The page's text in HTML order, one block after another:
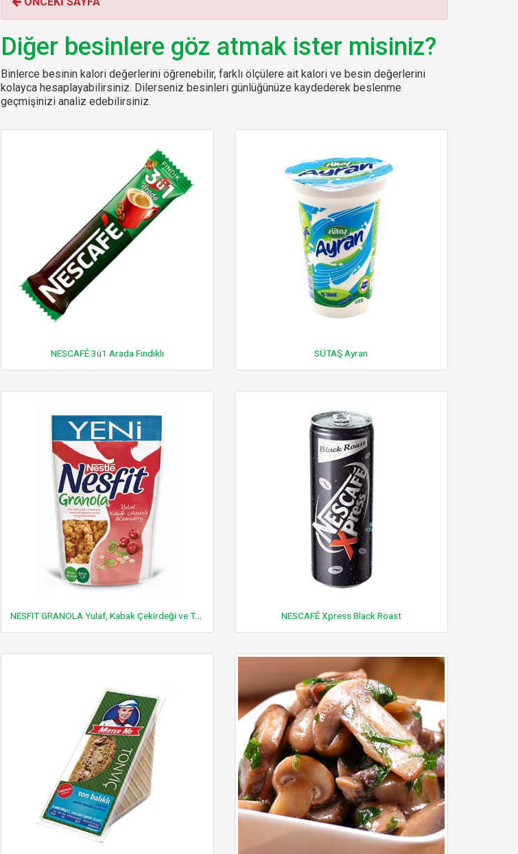
o
r
:
Diğer besinlere göz atmak ister misiniz?
Binlerce besinin kalori değerlerini öğrenebilir, farklı ölçülere ait kalori ve besin değerlerini
kolayca hesaplayabilirsiniz. Dilerseniz besinleri günlüğünüze kaydederek beslenme
geçmişinizi analiz edebilirsiniz.
NESCAFÉ 3ü1 Arada Fındıklı SÜTAŞ Ayran
NESFIT GRANOLA Yulaf, Kabak Çekirdeği ve Turna Yemişi NESCAFÉ Xpress Black Roast